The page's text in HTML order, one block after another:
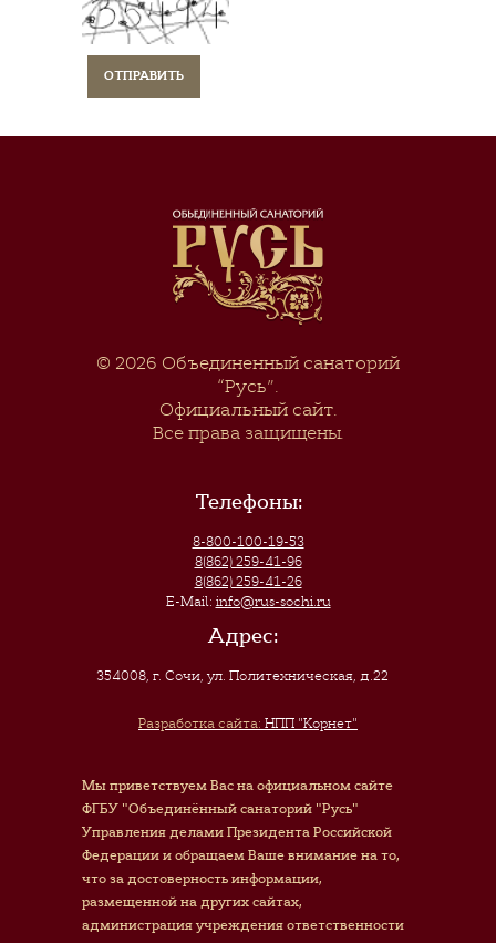
© 2026 Объединенный санаторий
“Русь”.
Официальный сайт.
Все права защищены.
Телефоны:
8-800-100-19-53
8(862) 259-41-96
8(862) 259-41-26
E-Mail: info@rus-sochi.ru
Адрес:
354008, г. Сочи,ул. Политехническая, д.22
Разработка сайта: НПП "Корнет"
Мы приветствуем Вас на официальном сайте
ФГБУ "Объединённый санаторий "Русь"
Управления делами Президента Российской
Федерации и обращаем Ваше внимание на то,
что за достоверность информации,
размещенной на других сайтах,
администрация учреждения ответственности